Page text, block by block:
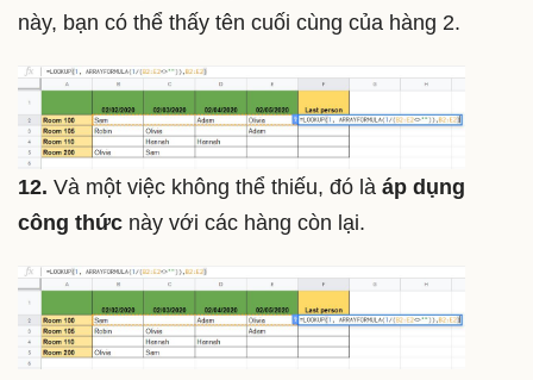
này, bạn có thể thấy tên cuối cùng của hàng 2.
12. Và một việc không thể thiếu, đó là áp dụng
công thức này với các hàng còn lại.